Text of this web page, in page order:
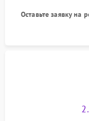
Оставьте заявку на